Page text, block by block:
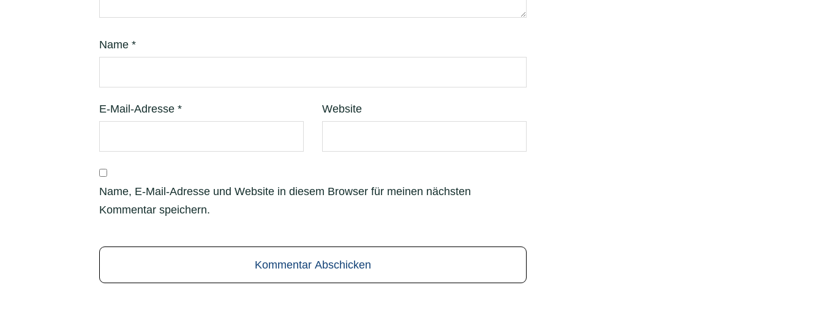
Name *
E-Mail-Adresse * Website
Name, E-Mail-Adresse und Website in diesem Browser für meinen nächsten
Kommentar speichern.